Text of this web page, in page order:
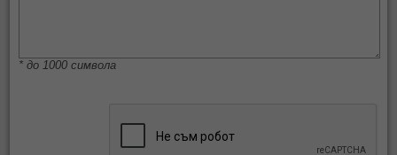
* до 1000 символа